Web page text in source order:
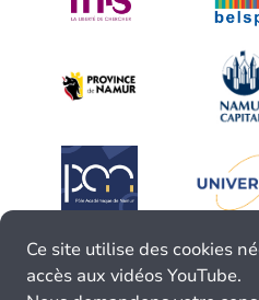
Ce site utilise des cookies
accès aux vidéos YouTube.